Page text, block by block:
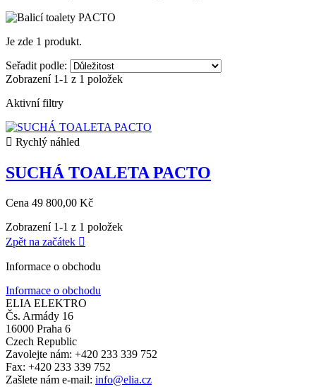
Je zde 1 produkt.
Seřadit podle:
Zobrazení 1-1 z 1 položek
Aktivní filtry
 Rychlý náhled
SUCHÁ TOALETA PACTO
Cena 49 800,00 Kč
Zobrazení 1-1 z 1 položek
Zpět na začátek 
Informace o obchodu
Informace o obchodu
ELIA ELEKTRO
Čs. Armády 16
16000 Praha 6
Czech Republic
Zavolejte nám: +420 233 339 752
Fax: +420 233 339 752
Zašlete nám e-mail: info@elia.cz